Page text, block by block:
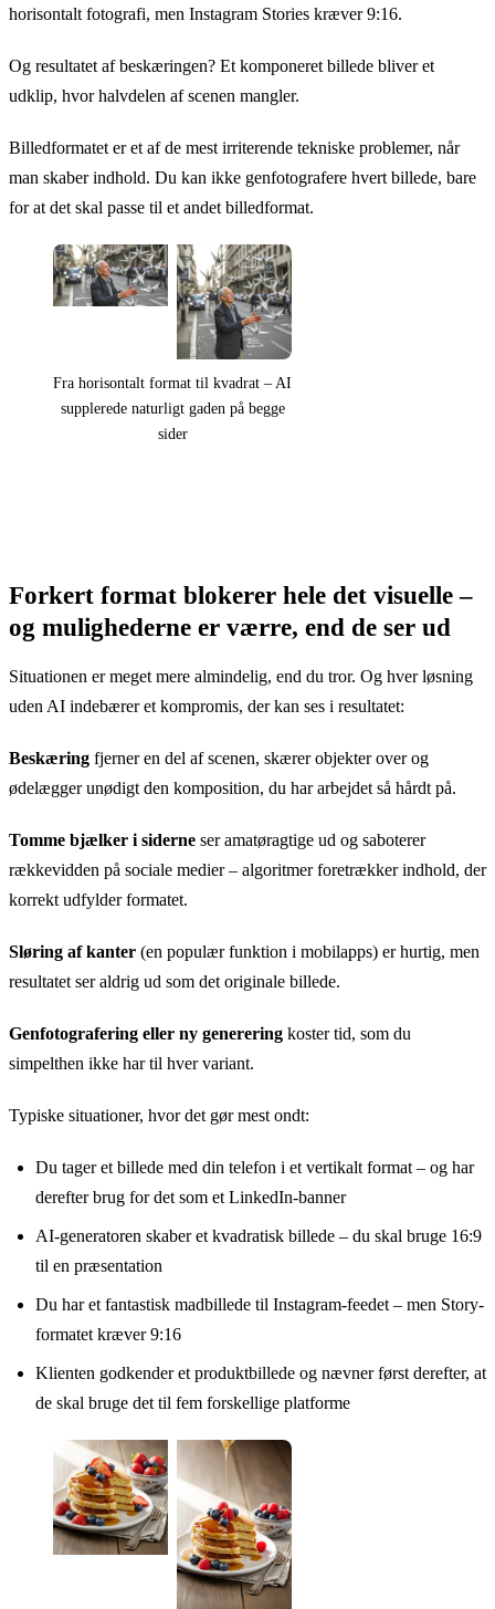
horisontalt fotografi, men Instagram Stories kræver 9:16.
Og resultatet af beskæringen? Et komponeret billede bliver et
udklip, hvor halvdelen af scenen mangler.
Billedformatet er et af de mest irriterende tekniske problemer, når
man skaber indhold. Du kan ikke genfotografere hvert billede, bare
for at det skal passe til et andet billedformat.
Fra horisontalt format til kvadrat – AI
supplerede naturligt gaden på begge
sider
Forkert format blokerer hele det visuelle –
og mulighederne er værre, end de ser ud
Situationen er meget mere almindelig, end du tror. Og hver løsning
uden AI indebærer et kompromis, der kan ses i resultatet:
Beskæring fjerner en del af scenen, skærer objekter over og
ødelægger unødigt den komposition, du har arbejdet så hårdt på.
Tomme bjælker i siderne ser amatøragtige ud og saboterer
rækkevidden på sociale medier – algoritmer foretrækker indhold, der
korrekt udfylder formatet.
Sløring af kanter (en populær funktion i mobilapps) er hurtig, men
resultatet ser aldrig ud som det originale billede.
Genfotografering eller ny generering koster tid, som du
simpelthen ikke har til hver variant.
Typiske situationer, hvor det gør mest ondt:
Du tager et billede med din telefon i et vertikalt format – og har
derefter brug for det som et LinkedIn-banner
AI-generatoren skaber et kvadratisk billede – du skal bruge 16:9
til en præsentation
Du har et fantastisk madbillede til Instagram-feedet – men Story-
formatet kræver 9:16
Klienten godkender et produktbillede og nævner først derefter, at
de skal bruge det til fem forskellige platforme